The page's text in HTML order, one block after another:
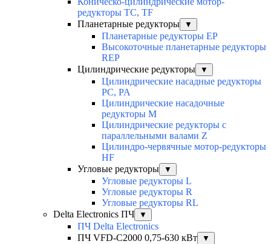
редукторы TC, TF
Планетарные редукторы
▼
Планетарные редукторы EP
Высокоточные планетарные редукторы
REP
Цилиндрические редукторы
▼
Цилиндрические насадные редукторы
PC, PA
Цилиндрические насадочные
редукторы M
Цилиндрические редукторы с
параллельными валами Z
Цилиндро-червячные мотор-редукторы
HF
Угловые редукторы
▼
Угловые редукторы L
Угловые редукторы R
Угловые редукторы RL
Delta Electronics ПЧ
▼
ПЧ Delta Electronics
ПЧ VFD-C2000 0,75-630 кВт
▼